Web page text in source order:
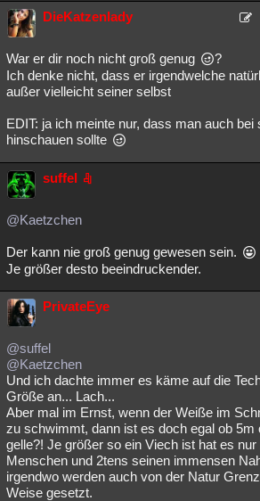
DieKatzenlady
War er dir noch nicht groß genug
?
Ich denke nicht, dass er irgendwelche
außer vielleicht seiner selbst
EDIT: ja ich meinte nur, dass man auch bei
hinschauen sollte
suffel
@Kaetzchen
Der kann nie groß genug gewesen sein.
Je größer desto beeindruckender.
PrivateEye
@suffel
@Kaetzchen
Und ich dachte immer es käme auf die
Größe an... Lach...
Aber mal im Ernst, wenn der Weiße im
zu schwimmt, dann ist es doch egal ob 5m
gelle?! Je größer so ein Viech ist hat es
Menschen und 2tens seinen immensen
irgendwo werden auch von der Natur
Weise gesetzt.